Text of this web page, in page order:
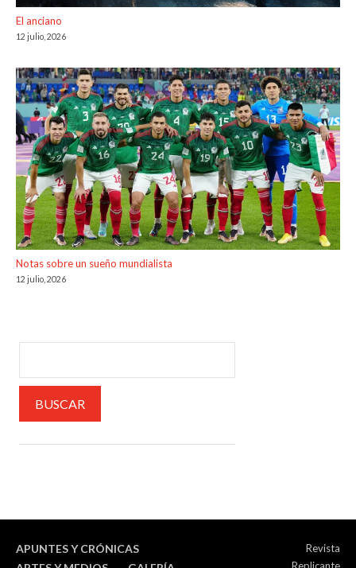
El anciano
12 julio, 2026
Notas sobre un sueño mundialista
12 julio, 2026
APUNTES Y CRÓNICAS
Revista